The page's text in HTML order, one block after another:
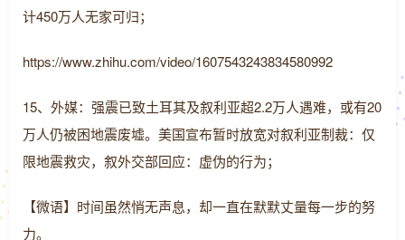
计450万人无家可归；
https://www.zhihu.com/video/1607543243834580992
15、外媒：强震已致土耳其及叙利亚超2.2万人遇难，或有20
万人仍被困地震废墟。美国宣布暂时放宽对叙利亚制裁：仅
限地震救灾，叙外交部回应：虚伪的行为；
【微语】时间虽然悄无声息，却一直在默默丈量每一步的努
力。